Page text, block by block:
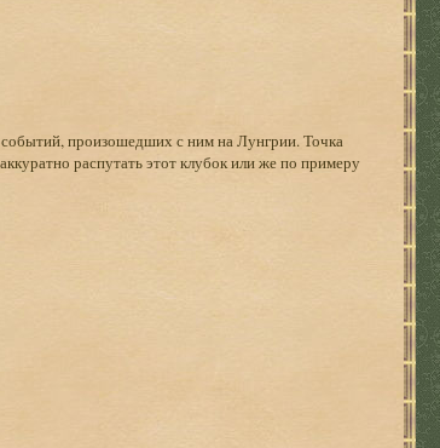
произошедших с ним на Лунгрии. Точка
распутать этот клубок или же по примеру